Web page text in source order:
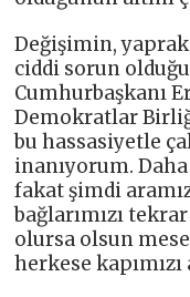
Değişimin,
ciddi sorun
Cumhurbaşkanı
Demokratlar
bu hassasiyetle
inanıyorum.
fakat şimdi
bağlarımızı
olursa olsun
herkese